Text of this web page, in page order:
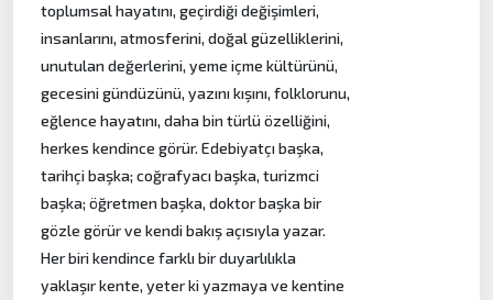
toplumsal hayatını, geçirdiği değişimleri,
insanlarını, atmosferini, doğal güzelliklerini,
unutulan değerlerini, yeme içme kültürünü,
gecesini gündüzünü, yazını kışını, folklorunu,
eğlence hayatını, daha bin türlü özelliğini,
herkes kendince görür. Edebiyatçı başka,
tarihçi başka; coğrafyacı başka, turizmci
başka; öğretmen başka, doktor başka bir
gözle görür ve kendi bakış açısıyla yazar.
Her biri kendince farklı bir duyarlılıkla
yaklaşır kente, yeter ki yazmaya ve kentine